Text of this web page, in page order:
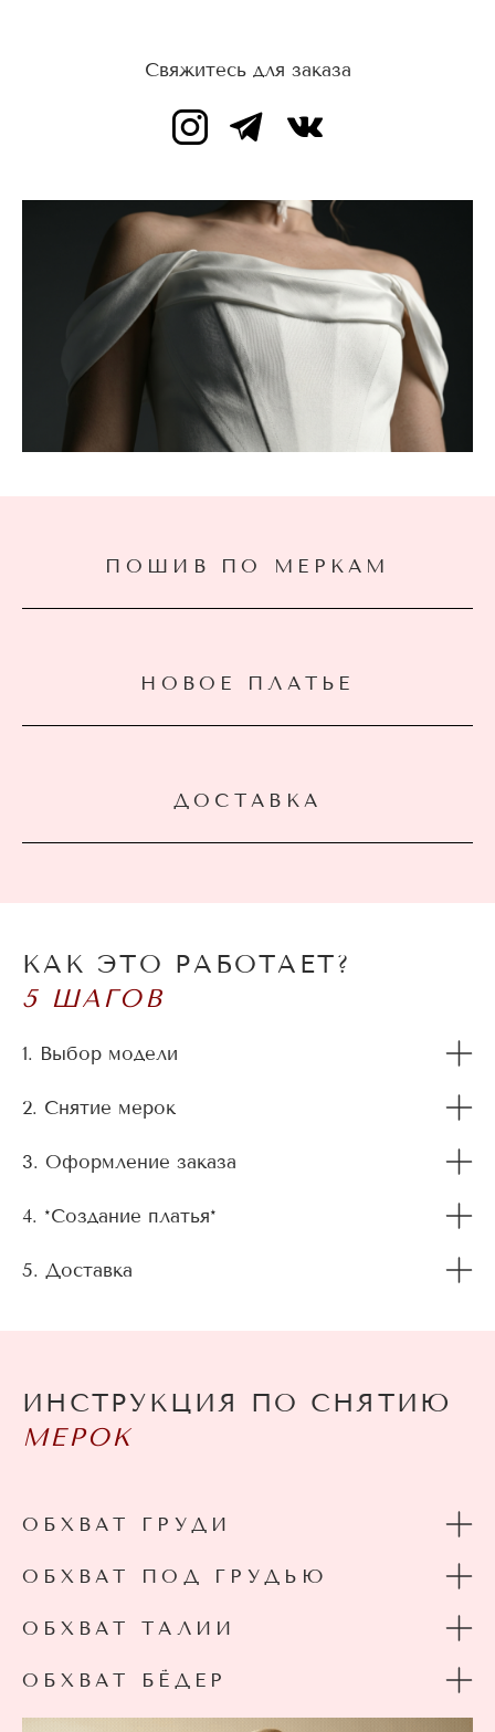
Свяжитесь для заказа
ПОШИВ ПО МЕРКАМ
НОВОЕ ПЛАТЬЕ
ДОСТАВКА
КАК ЭТО РАБОТАЕТ?
5 ШАГОВ
1. Выбор модели
2. Снятие мерок
3. Оформление заказа
4. *Создание платья*
5. Доставка
ИНСТРУКЦИЯ ПО СНЯТИЮ
МЕРОК
ОБХВАТ ГРУДИ
ОБХВАТ ПОД ГРУДЬЮ
ОБХВАТ ТАЛИИ
ОБХВАТ БЁДЕР